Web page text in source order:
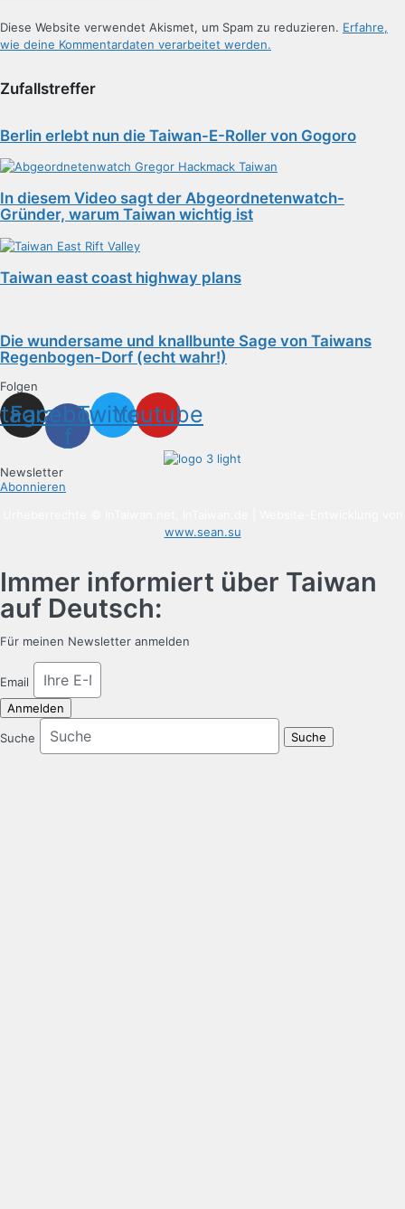
Diese Website verwendet Akismet, um Spam zu reduzieren. Erfahre,
wie deine Kommentardaten verarbeitet werden.
Zufallstreffer
Berlin erlebt nun die Taiwan-E-Roller von Gogoro
In diesem Video sagt der Abgeordnetenwatch-
Gründer, warum Taiwan wichtig ist
Taiwan east coast highway plans
Die wundersame und knallbunte Sage von Taiwans
Regenbogen-Dorf (echt wahr!)
Folgen
Facebook-
f
TwitterYoutube
Newsletter
Abonnieren
www.sean.su
Immer informiert über Taiwan
auf Deutsch:
Für meinen Newsletter anmelden
Email
Anmelden
Suche Suche